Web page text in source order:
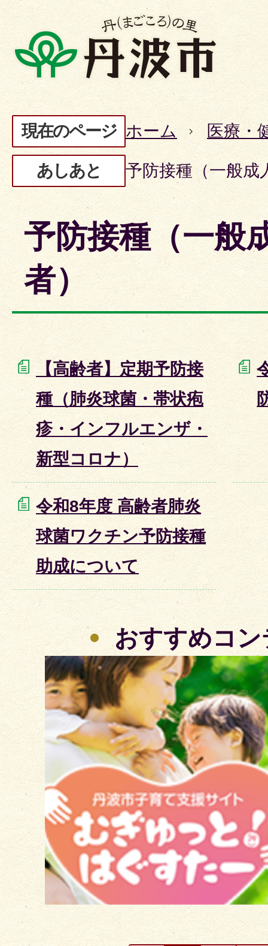
現在のページ ホーム 医療・
あしあと 予防接種（一般成
予防接種（一般
者）
【高齢者】定期予防接
種（肺炎球菌・帯状疱
疹・インフルエンザ・
新型コロナ）
令和8年度 高齢者肺炎
球菌ワクチン予防接種
助成について
おすすめコ
2
枚
目
の
ス
ラ
イ
ド